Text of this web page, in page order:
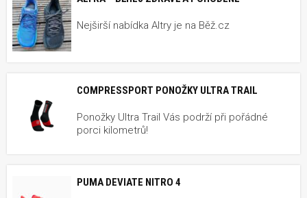
Nejširší nabídka Altry je na Běž.cz
COMPRESSPORT PONOŽKY ULTRA TRAIL
Ponožky Ultra Trail Vás podrží při pořádné
porci kilometrů!
PUMA DEVIATE NITRO 4